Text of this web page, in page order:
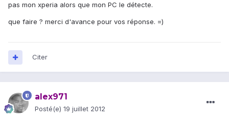
pas mon xperia alors que mon PC le détecte.
que faire ? merci d'avance pour vos réponse. =)
Citer
alex971
Posté(e) 19 juillet 2012